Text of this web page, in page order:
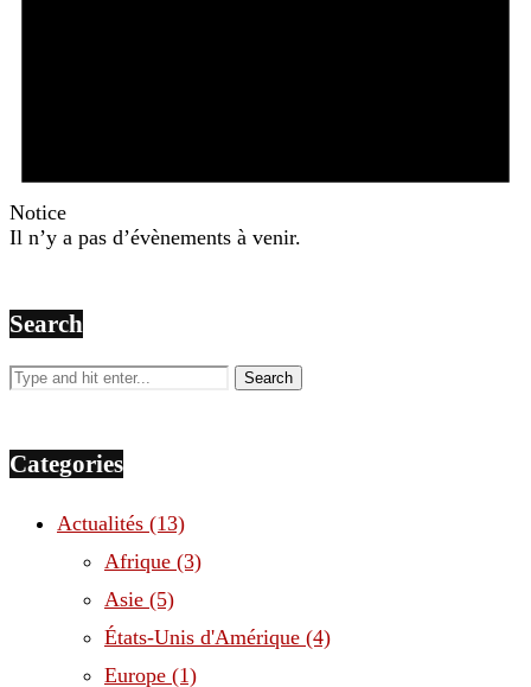
Notice
Il n’y a pas d’évènements à venir.
Search
Categories
Actualités (13)
Afrique (3)
Asie (5)
États-Unis d'Amérique (4)
Europe (1)